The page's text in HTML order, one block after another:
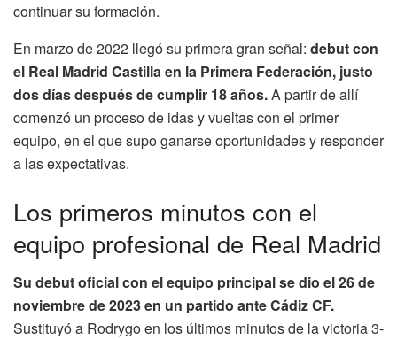
continuar su formación.
En marzo de 2022 llegó su primera gran señal: debut con
el Real Madrid Castilla en la Primera Federación, justo
dos días después de cumplir 18 años.A partir de allí
comenzó un proceso de idas y vueltas con el primer
equipo, en el que supo ganarse oportunidades y responder
a las expectativas.
Los primeros minutos con el
equipo profesional de Real Madrid
Su debut oficial con el equipo principal se dio el 26 de
noviembre de 2023 en un partido ante Cádiz CF.
Sustituyó a Rodrygo en los últimos minutos de la victoria 3-